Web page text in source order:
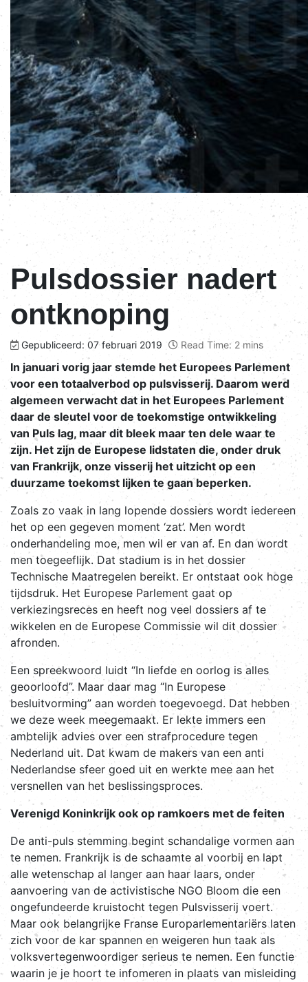
Pulsdossier nadert
ontknoping
Gepubliceerd: 07 februari 2019 Read Time: 2 mins
In januari vorig jaar stemde het Europees Parlement
voor een totaalverbod op pulsvisserij. Daarom werd
algemeen verwacht dat in het Europees Parlement
daar de sleutel voor de toekomstige ontwikkeling
van Puls lag, maar dit bleek maar ten dele waar te
zijn. Het zijn de Europese lidstaten die, onder druk
van Frankrijk, onze visserij het uitzicht op een
duurzame toekomst lijken te gaan beperken.
Zoals zo vaak in lang lopende dossiers wordt iedereen
het op een gegeven moment ‘zat’. Men wordt
onderhandeling moe, men wil er van af. En dan wordt
men toegeeflijk. Dat stadium is in het dossier
Technische Maatregelen bereikt. Er ontstaat ook hoge
tijdsdruk. Het Europese Parlement gaat op
verkiezingsreces en heeft nog veel dossiers af te
wikkelen en de Europese Commissie wil dit dossier
afronden.
Een spreekwoord luidt “In liefde en oorlog is alles
geoorloofd”. Maar daar mag “In Europese
besluitvorming” aan worden toegevoegd. Dat hebben
we deze week meegemaakt. Er lekte immers een
ambtelijk advies over een strafprocedure tegen
Nederland uit. Dat kwam de makers van een anti
Nederlandse sfeer goed uit en werkte mee aan het
versnellen van het beslissingsproces.
Verenigd Koninkrijk ook op ramkoers met de feiten
De anti-puls stemming begint schandalige vormen aan
te nemen. Frankrijk is de schaamte al voorbij en lapt
alle wetenschap al langer aan haar laars, onder
aanvoering van de activistische NGO Bloom die een
ongefundeerde kruistocht tegen Pulsvisserij voert.
Maar ook belangrijke Franse Europarlementariërs laten
zich voor de kar spannen en weigeren hun taak als
volksvertegenwoordiger serieus te nemen. Een functie
waarin je je hoort te infomeren in plaats van misleiding